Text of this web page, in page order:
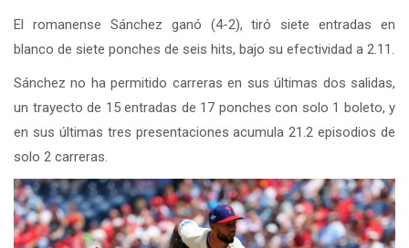
El romanense Sánchez ganó (4-2), tiró siete entradas en
blanco de siete ponches de seis hits, bajo su efectividad a 2.11.
Sánchez no ha permitido carreras en sus últimas dos salidas,
un trayecto de 15 entradas de 17 ponches con solo 1 boleto, y
en sus últimas tres presentaciones acumula 21.2 episodios de
solo 2 carreras.